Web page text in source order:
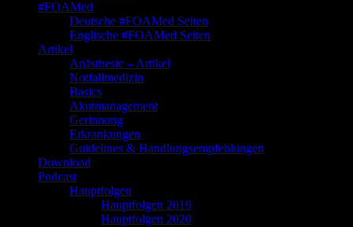
#FOAMed
Deutsche #FOAMed Seiten
Englische #FOAMed Seiten
Artikel
Anästhesie – Artikel
Notfallmedizin
Basics
Akutmanagement
Gerinnung
Erkrankungen
Guidelines & Handlungsempfehlungen
Download
Podcast
Hauptfolgen
Hauptfolgen 2019
Hauptfolgen 2020